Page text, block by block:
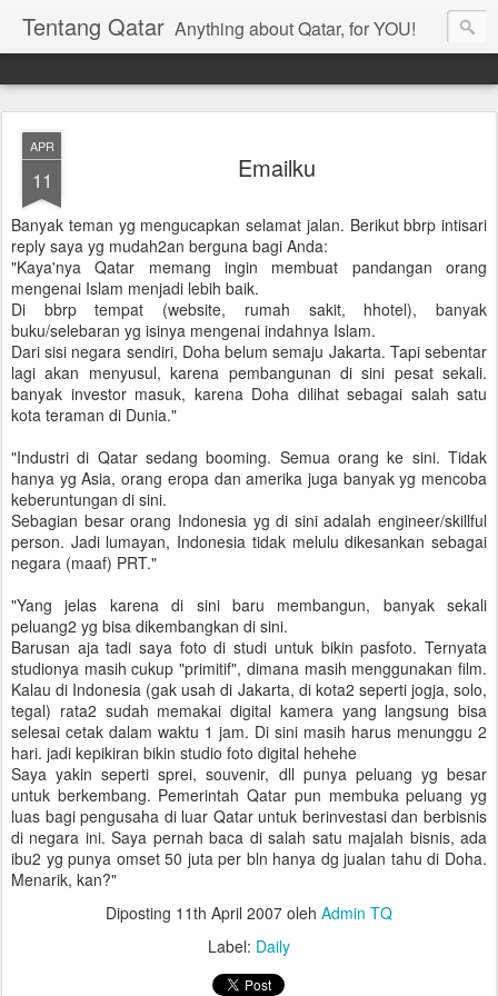
Tentang Qatar Anything about Qatar, for YOU!
APR
11 Emailku
Banyak teman yg mengucapkan selamat jalan. Berikut bbrp intisari
reply saya yg mudah2an berguna bagi Anda:
"Kaya'nya Qatar memang ingin membuat pandangan orang
mengenai Islam menjadi lebih baik.
Di bbrp tempat (website, rumah sakit, hhotel), banyak
buku/selebaran yg isinya mengenai indahnya Islam.
Dari sisi negara sendiri, Doha belum semaju Jakarta. Tapi sebentar
lagi akan menyusul, karena pembangunan di sini pesat sekali.
banyak investor masuk, karena Doha dilihat sebagai salah satu
kota teraman di Dunia."
"Industri di Qatar sedang booming. Semua orang ke sini. Tidak
hanya yg Asia, orang eropa dan amerika juga banyak yg mencoba
keberuntungan di sini.
Sebagian besar orang Indonesia yg di sini adalah engineer/skillful
person. Jadi lumayan, Indonesia tidak melulu dikesankan sebagai
negara (maaf) PRT."
"Yang jelas karena di sini baru membangun, banyak sekali
peluang2 yg bisa dikembangkan di sini.
Barusan aja tadi saya foto di studi untuk bikin pasfoto. Ternyata
studionya masih cukup "primitif", dimana masih menggunakan film.
Kalau di Indonesia (gak usah di Jakarta, di kota2 seperti jogja, solo,
tegal) rata2 sudah memakai digital kamera yang langsung bisa
selesai cetak dalam waktu 1 jam. Di sini masih harus menunggu 2
hari. jadi kepikiran bikin studio foto digital hehehe
Saya yakin seperti sprei, souvenir, dll punya peluang yg besar
untuk berkembang. Pemerintah Qatar pun membuka peluang yg
luas bagi pengusaha di luar Qatar untuk berinvestasi dan berbisnis
di negara ini. Saya pernah baca di salah satu majalah bisnis, ada
ibu2 yg punya omset 50 juta per bln hanya dg jualan tahu di Doha.
Menarik, kan?"
Diposting 11th April 2007 oleh Admin TQ
Label: Daily